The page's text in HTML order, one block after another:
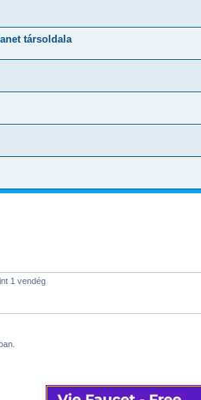
társoldala
1 vendég